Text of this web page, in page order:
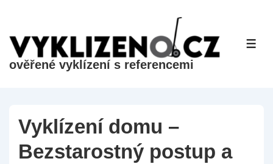
na
hlavní
ověřené vyklízení s referencemi
Vyklízení domu –
Bezstarostný postup a